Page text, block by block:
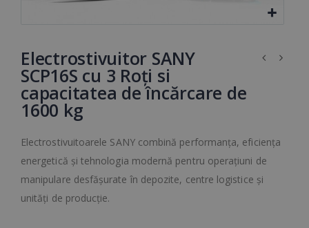
Electrostivuitor SANY
SCP16S cu 3 Roți si
capacitatea de încărcare de
1600 kg
Electrostivuitoarele SANY combină performanța, eficiența
energetică și tehnologia modernă pentru operațiuni de
manipulare desfășurate în depozite, centre logistice și
unități de producție.